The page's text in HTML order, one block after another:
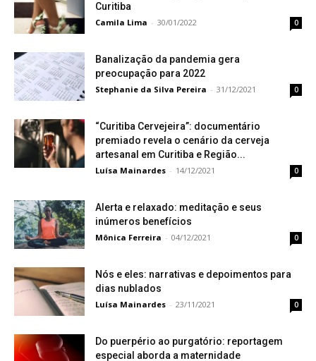
Curitiba
Camila Lima - 30/01/2022 0
Banalização da pandemia gera
preocupação para 2022
Stephanie da Silva Pereira - 31/12/2021 0
“Curitiba Cervejeira”: documentário
premiado revela o cenário da cerveja
artesanal em Curitiba e Região...
Luísa Mainardes - 14/12/2021 0
Alerta e relaxado: meditação e seus
inúmeros benefícios
Mônica Ferreira - 04/12/2021 0
Nós e eles: narrativas e depoimentos para
dias nublados
Luísa Mainardes - 23/11/2021 0
Do puerpério ao purgatório: reportagem
especial aborda a maternidade